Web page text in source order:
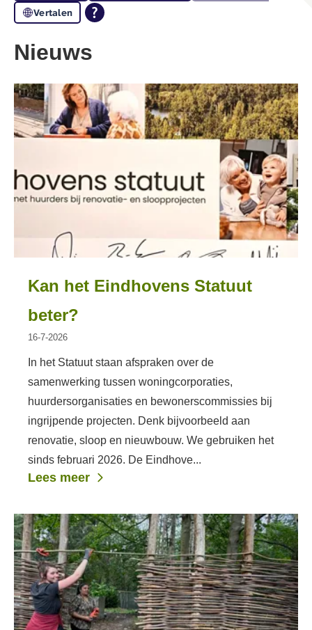
Vertalen
Nieuws
Kan het Eindhovens Statuut
beter?
16-7-2026
In het Statuut staan afspraken over de
samenwerking tussen woningcorporaties,
huurdersorganisaties en bewonerscommissies bij
ingrijpende projecten. Denk bijvoorbeeld aan
renovatie, sloop en nieuwbouw. We gebruiken het
sinds februari 2026. De Eindhove...
Lees meer